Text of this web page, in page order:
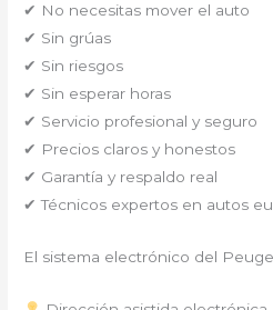
✔ No necesitas mover el auto
✔ Sin grúas
✔ Sin riesgos
✔ Sin esperar horas
✔ Servicio profesional y seguro
✔ Precios claros y honestos
✔ Garantía y respaldo real
✔ Técnicos expertos en autos
El sistema electrónico del